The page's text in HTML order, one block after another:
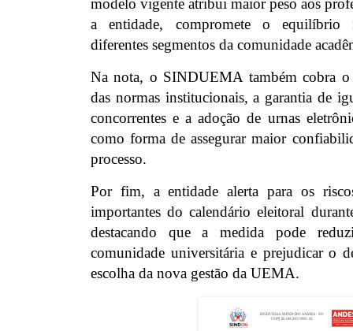
a entidade, compromete o equilíbrio
diferentes segmentos da comunidade
Na nota, o SINDUEMA também cobra
das normas institucionais, a garantia de
concorrentes e a adoção de urnas
como forma de assegurar maior
processo.
Por fim, a entidade alerta para os
importantes do calendário eleitoral
destacando que a medida pode
comunidade universitária e prejudicar o
escolha da nova gestão da UEMA.